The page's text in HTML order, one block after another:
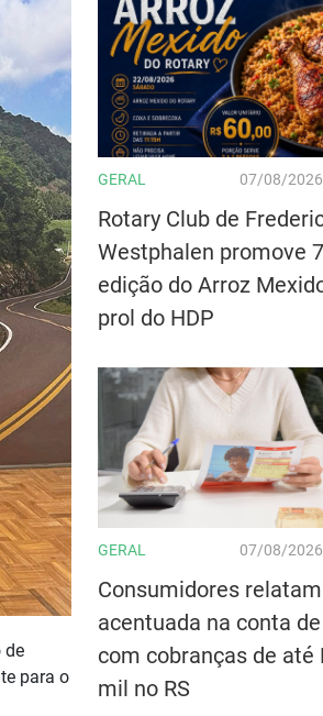
de
para o
GERAL 07/08/
Rotary Club de
Westphalen promove
edição do Arroz
prol do HDP
GERAL 07/08/
Consumidores
acentuada na conta
com cobranças de até
mil no RS